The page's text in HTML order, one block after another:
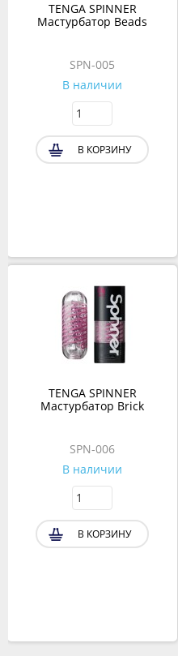
TENGA SPINNER
Мастурбатор Beads
SPN-005
В наличии
В КОРЗИНУ
TENGA SPINNER
Мастурбатор Brick
SPN-006
В наличии
В КОРЗИНУ